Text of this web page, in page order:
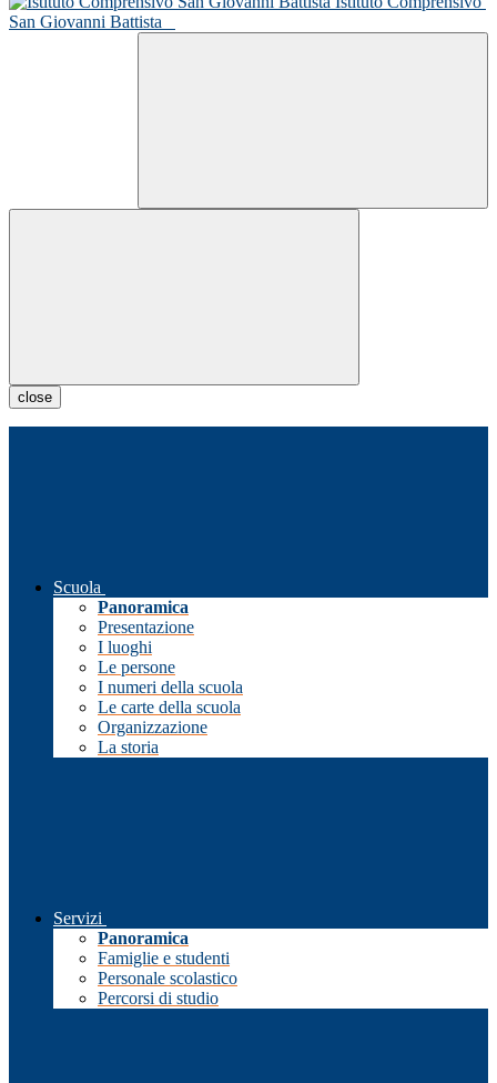
San Giovanni Battista
close
Scuola
Panoramica
Presentazione
I luoghi
Le persone
I numeri della scuola
Le carte della scuola
Organizzazione
La storia
Servizi
Panoramica
Famiglie e studenti
Personale scolastico
Percorsi di studio